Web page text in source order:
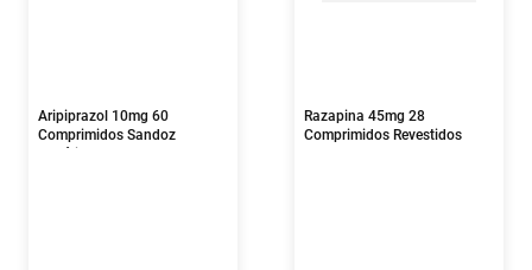
Aripiprazol 10mg 60
Comprimidos Sandoz
Razapina 45mg 28
Comprimidos Revestidos